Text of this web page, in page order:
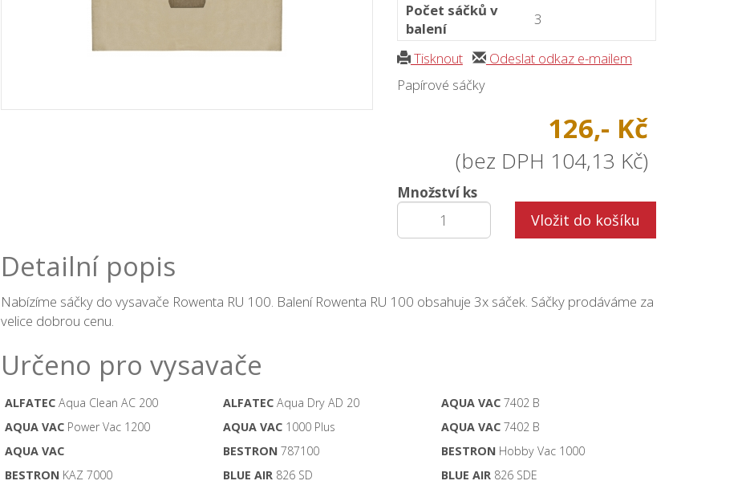
Počet sáčků v
balení
3
Tisknout
Odeslat odkaz e-mailem
Papírové sáčky
126,- Kč
(bez DPH 104,13 Kč)
Množství ks
Vložit do košíku
Detailní popis
Nabízíme sáčky do vysavače Rowenta RU 100. Balení Rowenta RU 100 obsahuje 3x sáček. Sáčky prodáváme za
velice dobrou cenu.
Určeno pro vysavače
ALFATECAqua Clean AC 200 ALFATECAqua Dry AD 20 AQUA VAC 7402 B
AQUA VACPower Vac 1200 AQUA VAC1000 Plus AQUA VAC 7402 B
AQUA VAC
BESTRON787100 BESTRON Hobby Vac 1000
BESTRONKAZ 7000 BLUE AIR826 SD BLUE AIR 826 SDE